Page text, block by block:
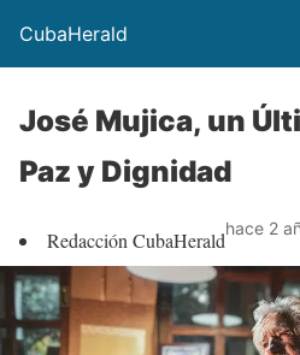
CubaHerald
José Mujica, un
Paz y Dignidad
Redacción CubaHeraldhace 2